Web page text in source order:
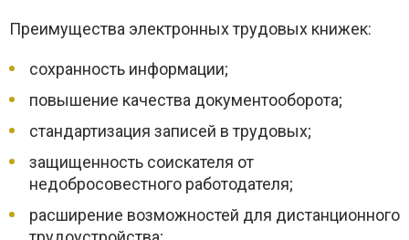
Преимущества электронных трудовых книжек:
сохранность информации;
повышение качества документооборота;
стандартизация записей в трудовых;
защищенность соискателя от
недобросовестного работодателя;
расширение возможностей для дистанционного